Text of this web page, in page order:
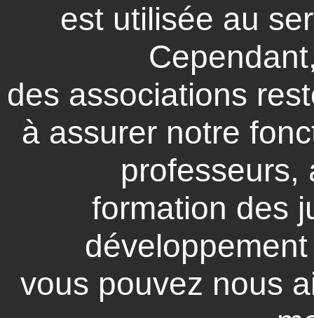
est utilisée au
des associations
à assurer notre
professeurs,
formation des
vous pouvez nous